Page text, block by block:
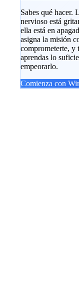
Sabes qué hacer.
nervioso está
ella está en
asigna la misión
comprometerte, y
aprendas lo
empeorarlo.
Comienza con